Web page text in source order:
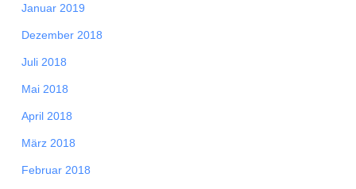
Januar 2019
Dezember 2018
Juli 2018
Mai 2018
April 2018
März 2018
Februar 2018